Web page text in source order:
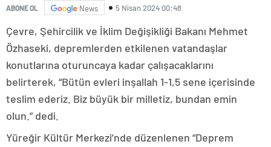
ABONE OL News 5 Nisan 2024 00:48
Çevre, Şehircilik ve İklim Değişikliği Bakanı Mehmet
Özhaseki, depremlerden etkilenen vatandaşlar
konutlarına oturuncaya kadar çalışacaklarını
belirterek, “Bütün evleri inşallah 1-1,5 sene içerisinde
teslim ederiz. Biz büyük bir milletiz, bundan emin
olun.” dedi.
Yüreğir Kültür Merkezi’nde düzenlenen “Deprem